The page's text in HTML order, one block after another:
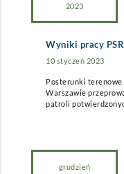
2023
Wyniki pracy
10 styczeń 2023
Posterunki
Warszawie
patroli
grudzień